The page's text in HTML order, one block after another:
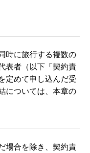
時に旅行する複数の
表者（以下「契約責
定めて申し込んだ受
については、本章の
場合を除き、契約責